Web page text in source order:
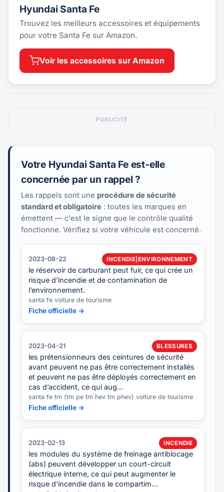
Hyundai Santa Fe
Trouvez les meilleurs accessoires et équipements
pour votre Santa Fe sur Amazon.
Voir les accessoires sur Amazon
PUBLICITÉ
Votre Hyundai Santa Fe est-elle
concernée par un rappel ?
Les rappels sont une procédure de sécurité
standard et obligatoire : toutes les marques en
émettent — c'est le signe que le contrôle qualité
fonctionne. Vérifiez si votre véhicule est concerné.
2023-08-22 INCENDIE|ENVIRONNEMENT
le réservoir de carburant peut fuir, ce qui crée un
risque d’incendie et de contamination de
l’environnement.
santa fe voiture de tourisme
Fiche officielle →
2023-04-21 BLESSURES
les prétensionneurs des ceintures de sécurité
avant peuvent ne pas être correctement installés
et peuvent ne pas être déployés correctement en
cas d’accident, ce qui aug…
santa fe tm (tm pe tm hev tm phev) voiture de tourisme
Fiche officielle →
2023-02-13 INCENDIE
les modules du système de freinage antiblocage
(abs) peuvent développer un court-circuit
électrique interne, ce qui peut augmenter le
risque d’incendie dans le compartim…